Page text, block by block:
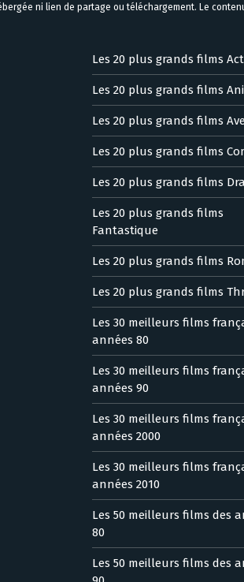
ni lien de partage ou téléchargement. Le
Les 20 plus grands films
Les 20 plus grands films
Les 20 plus grands films
Les 20 plus grands films
Les 20 plus grands films
Les 20 plus grands films
Fantastique
Les 20 plus grands films
Les 20 plus grands films
Les 30 meilleurs films
années 80
Les 30 meilleurs films
années 90
Les 30 meilleurs films
années 2000
Les 30 meilleurs films
années 2010
Les 50 meilleurs films des
80
Les 50 meilleurs films des